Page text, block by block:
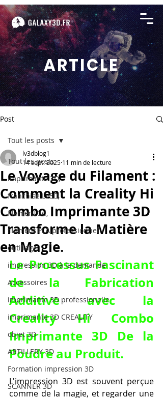
ARTICLE
Post
Tout les posts
imprimante 3D,
franchise LV3D,
filament 3d,
filament PLA professionnel
outillage
impression 3D à la demande
Accessoires
imprimante 3D professionelle
imprimante 3D CREALITY
objet 3D
ARTILLERY 3D
Formation impression 3D
SCANNER 3D
Tout les posts
Le Voyage du Filament :
Comment la Creality Hi
Combo Imprimante 3D
Transforme la Matière
en Magie.
lv3dblog1
14 sept. 2025 11 min de lecture
Le Processus Fascinant
de la Fabrication
Additive avec la
Creality Hi Combo
Imprimante 3D De la
Poudre au Produit.
L'impression 3D est souvent perçue